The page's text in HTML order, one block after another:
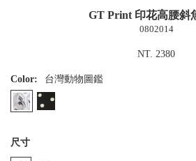
GT Print 印花高腰斜
0802014
NT. 2380
Color: 台灣動物圖鑑
尺寸